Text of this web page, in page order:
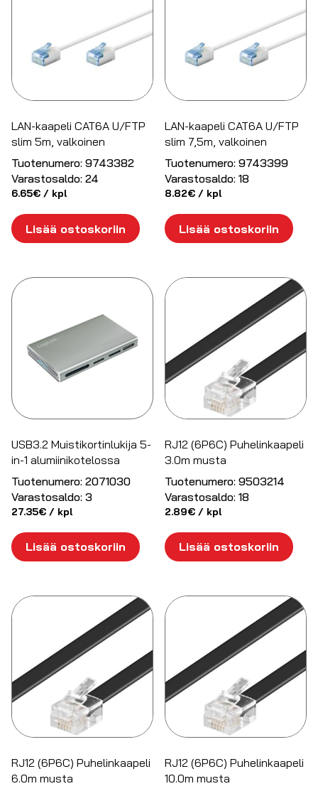
LAN-kaapeli CAT6A U/FTP
slim 5m, valkoinen
Tuotenumero: 9743382
Varastosaldo: 24
6.65€ / kpl
Lisää ostoskoriin
LAN-kaapeli CAT6A U/FTP
slim 7,5m, valkoinen
Tuotenumero: 9743399
Varastosaldo: 18
8.82€ / kpl
Lisää ostoskoriin
USB3.2 Muistikortinlukija 5-
in-1 alumiinikotelossa
Tuotenumero: 2071030
Varastosaldo: 3
27.35€ / kpl
Lisää ostoskoriin
RJ12 (6P6C) Puhelinkaapeli
3.0m musta
Tuotenumero: 9503214
Varastosaldo: 18
2.89€ / kpl
Lisää ostoskoriin
RJ12 (6P6C) Puhelinkaapeli
6.0m musta
RJ12 (6P6C) Puhelinkaapeli
10.0m musta